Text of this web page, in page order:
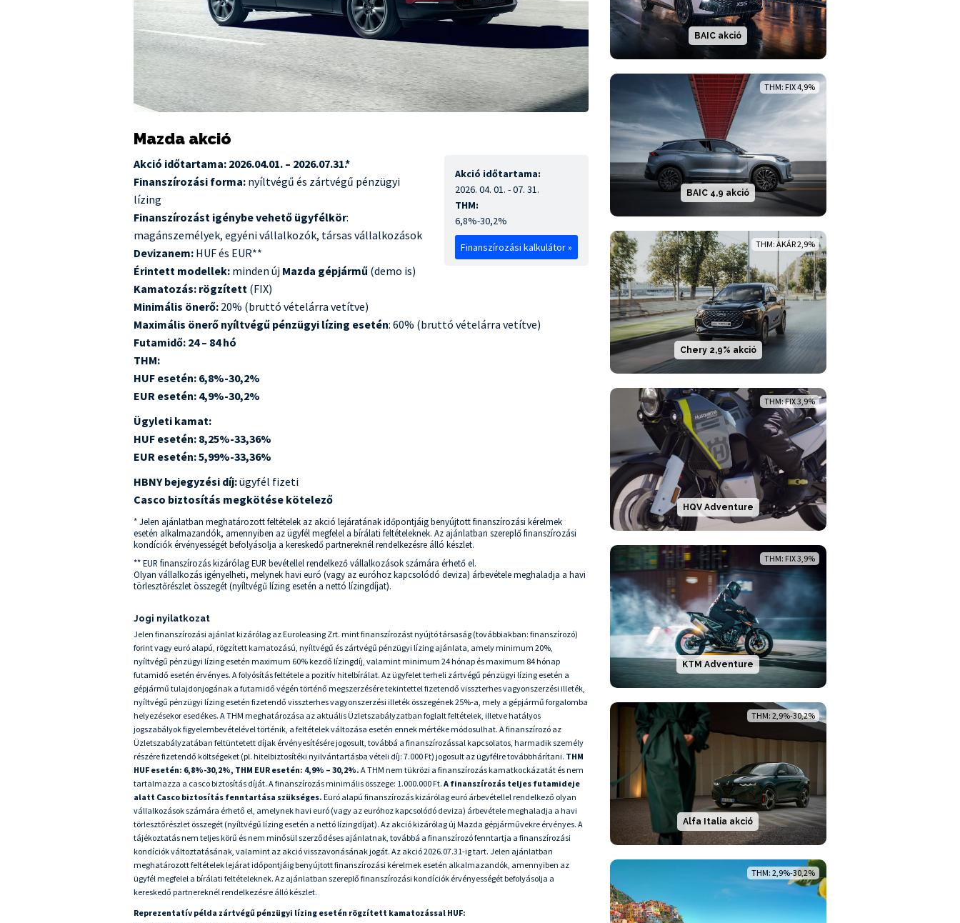
Mazda akció
Akció időtartama:
2026. 04. 01. - 07. 31.
THM:
6,8%-30,2%
Finanszírozási kalkulátor »
Akció időtartama: 2026.04.01. – 2026.07.31.*
Finanszírozási forma: nyíltvégű és zártvégű pénzügyi
lízing
Finanszírozást igénybe vehető ügyfélkör:
magánszemélyek, egyéni vállalkozók, társas vállalkozások
Devizanem: HUF és EUR**
Érintett modellek: minden új Mazda gépjármű (demo is)
Kamatozás: rögzített (FIX)
Minimális önerő: 20% (bruttó vételárra vetítve)
Maximális önerő nyíltvégű pénzügyi lízing esetén: 60% (bruttó vételárra vetítve)
Futamidő: 24 – 84 hó
THM:
HUF esetén: 6,8%-30,2%
EUR esetén: 4,9%-30,2%
Ügyleti kamat:
HUF esetén: 8,25%-33,36%
EUR esetén: 5,99%-33,36%
HBNY bejegyzési díj:ügyfél fizeti
Casco biztosítás megkötése kötelező
* Jelen ajánlatban meghatározott feltételek az akció lejáratának időpontjáig benyújtott finanszírozási kérelmek
esetén alkalmazandók, amennyiben az ügyfél megfelel a bírálati feltételeknek. Az ajánlatban szereplő finanszírozási
kondíciók érvényességét befolyásolja a kereskedő partnereknél rendelkezésre álló készlet.
** EUR finanszírozás kizárólag EUR bevétellel rendelkező vállalkozások számára érhető el.
Olyan vállalkozás igényelheti, melynek havi euró (vagy az euróhoz kapcsolódó deviza) árbevétele meghaladja a havi
törlesztőrészlet összegét (nyíltvégű lízing esetén a nettó lízingdíjat).
Jogi nyilatkozat
Jelen finanszírozási ajánlat kizárólag az Euroleasing Zrt. mint finanszírozást nyújtó társaság (továbbiakban: finanszírozó)
forint vagy euró alapú, rögzített kamatozású, nyíltvégű és zártvégű pénzügyi lízing ajánlata, amely minimum 20%,
nyíltvégű pénzügyi lízing esetén maximum 60% kezdő lízingdíj, valamint minimum 24 hónap és maximum 84 hónap
futamidő esetén érvényes. A folyósítás feltétele a pozitív hitelbírálat. Az ügyfelet terheli zártvégű pénzügyi lízing esetén a
gépjármű tulajdonjogának a futamidő végén történő megszerzésére tekintettel fizetendő visszterhes vagyonszerzési illeték,
nyíltvégű pénzügyi lízing esetén fizetendő visszterhes vagyonszerzési illeték összegének 25%-a, mely a gépjármű forgalomba
helyezésekor esedékes. A THM meghatározása az aktuális Üzletszabályzatban foglalt feltételek, illetve hatályos
jogszabályok figyelembevételével történik, a feltételek változása esetén ennek mértéke módosulhat. A finanszírozó az
Üzletszabályzatában feltüntetett díjak érvényesítésére jogosult, továbbá a finanszírozással kapcsolatos, harmadik személy
részére fizetendő költségeket (pl. hitelbiztosítéki nyilvántartásba vételi díj: 7.000 Ft) jogosult az ügyfélre továbbhárítani. THM
HUF esetén: 6,8%-30,2%, THM EUR esetén: 4,9% – 30,2%. A THM nem tükrözi a finanszírozás kamatkockázatát és nem
tartalmazza a casco biztosítás díját. A finanszírozás minimális összege: 1.000.000 Ft. A finanszírozás teljes futamideje
alatt Casco biztosítás fenntartása szükséges. Euró alapú finanszírozás kizárólag euró árbevétellel rendelkező olyan
vállalkozások számára érhető el, amelynek havi euró (vagy az euróhoz kapcsolódó deviza) árbevétele meghaladja a havi
törlesztőrészlet összegét (nyíltvégű lízing esetén a nettó lízingdíjat). Az akció kizárólag új Mazda gépjárművekre érvényes. A
tájékoztatás nem teljes körű és nem minősül szerződéses ajánlatnak, továbbá a finanszírozó fenntartja a finanszírozási
kondíciók változtatásának, valamint az akció visszavonásának jogát. Az akció 2026.07.31-ig tart. Jelen ajánlatban
meghatározott feltételek lejárat időpontjáig benyújtott finanszírozási kérelmek esetén alkalmazandók, amennyiben az
ügyfél megfelel a bírálati feltételeknek. Az ajánlatban szereplő finanszírozási kondíciók érvényességét befolyásolja a
kereskedő partnereknél rendelkezésre álló készlet.
Reprezentatív példa zártvégű pénzügyi lízing esetén rögzített kamatozással HUF:
BAIC akció
THM: FIX 4,9%
BAIC 4,9 akció
THM: AKÁR 2,9%
Chery 2,9% akció
THM: FIX 3,9%
HQV Adventure
THM: FIX 3,9%
KTM Adventure
THM: 2,9%-30,2%
Alfa Italia akció
THM: 2,9%-30,2%